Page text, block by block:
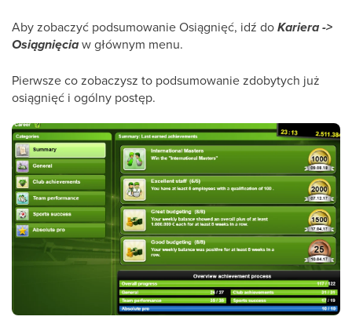
Aby zobaczyć podsumowanie Osiągnięć, idź doKariera ->
Osiągnięciaw głównym menu.
Pierwsze co zobaczysz to podsumowanie zdobytych już
osiągnięć i ogólny postęp.